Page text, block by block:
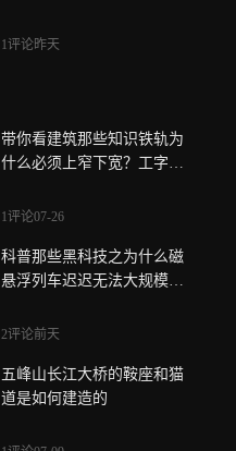
1评论昨天
带你看建筑那些知识铁轨为
什么必须上窄下宽？工字形
1评论07-26
科普那些黑科技之为什么磁
悬浮列车迟迟无法大规模部
2评论前天
五峰山长江大桥的鞍座和猫
道是如何建造的